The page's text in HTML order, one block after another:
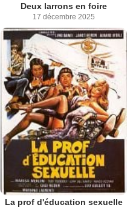
Deux larrons en foire
17 décembre 2025
La prof d'éducation sexuelle